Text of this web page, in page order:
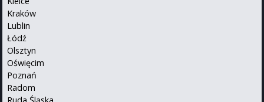
Kraków
Lublin
Łódź
Olsztyn
Oświęcim
Poznań
Radom
Ruda Śląska